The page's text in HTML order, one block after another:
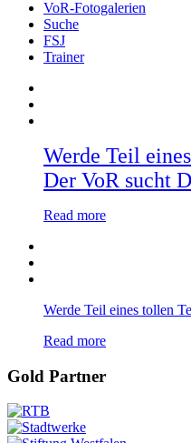
VoR-Fotogalerien
Suche
FSJ
Trainer
Werde Teil
Der VoR sucht
Read more
Werde Teil eines tollen
Read more
Gold Partner